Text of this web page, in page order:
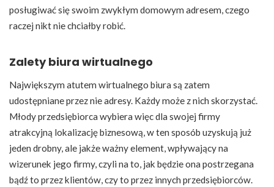
posługiwać się swoim zwykłym domowym adresem, czego
raczej nikt nie chciałby robić.
Zalety biura wirtualnego
Największym atutem wirtualnego biura są zatem
udostępniane przez nie adresy. Każdy może z nich skorzystać.
Młody przedsiębiorca wybiera więc dla swojej firmy
atrakcyjną lokalizację biznesową, w ten sposób uzyskują już
jeden drobny, ale jakże ważny element, wpływający na
wizerunek jego firmy, czyli na to, jak będzie ona postrzegana
bądź to przez klientów, czy to przez innych przedsiębiorców.